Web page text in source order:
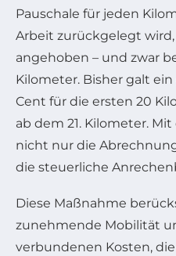
Pauschale für jeden
Arbeit zurückgelegt
angehoben – und zwar
Kilometer. Bisher galt
Cent für die ersten 20
ab dem 21. Kilometer.
nicht nur die
die steuerliche
Diese Maßnahme
zunehmende Mobilität
verbundenen Kosten,